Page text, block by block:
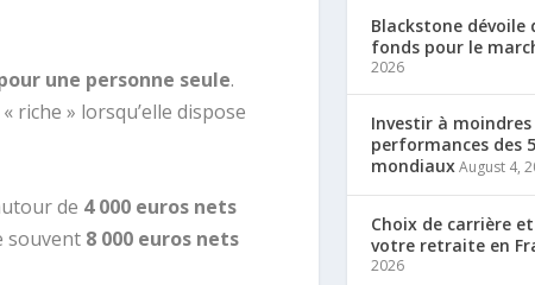
une personne seule.
riche » lorsqu’elle dispose
de 4 000 euros nets
souvent 8 000 euros nets
Blackstone dévoile
fonds pour le
2026
Investir à
performances des
mondiauxAugust 4,
Choix de carrière
votre retraite en
2026